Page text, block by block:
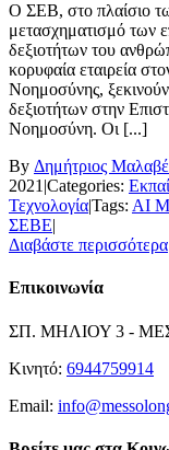
Ο ΣΕΒ, στο πλαίσιο
μετασχηματισμό των
δεξιοτήτων του
κορυφαία εταιρεία
Νοημοσύνης,
δεξιοτήτων στην
Νοημοσύνη. Οι [...]
By Δημήτριος
2021 |Categories:
Τεχνολογία|Tags: AI
ΣΕΒΕ|
Διαβάστε περισσότερα
Επικοινωνία
ΣΠ. ΜΗΛΙΟΥ 3 -
Κινητό: 6944759914
Email: